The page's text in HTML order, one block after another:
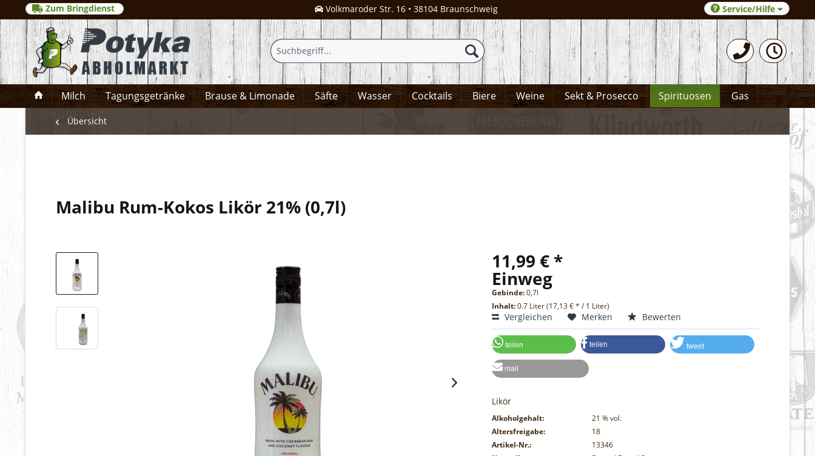
Zum Bringdienst Volkmaroder Str. 16 • 38104 Braunschweig 0531-372066
Service/Hilfe
Milch Tagungsgetränke Brause & Limonade Säfte Wasser Cocktails Biere Weine Sekt & Prosecco Spirituosen Gas
Übersicht
Malibu Rum-Kokos Likör 21% (0,7l)
11,99 € *
Einweg
Gebinde:0,7l
Inhalt:0.7 Liter (17,13 € * / 1 Liter)
Vergleichen Merken Bewerten
teilen teilen tweet
mail
Likör
Alkoholgehalt: 21% vol.
Altersfreigabe:
18
Artikel-Nr.:
13346